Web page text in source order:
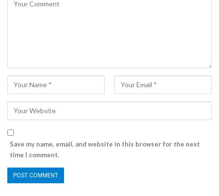
Save my name, email, and website in this browser for the next
time I comment.